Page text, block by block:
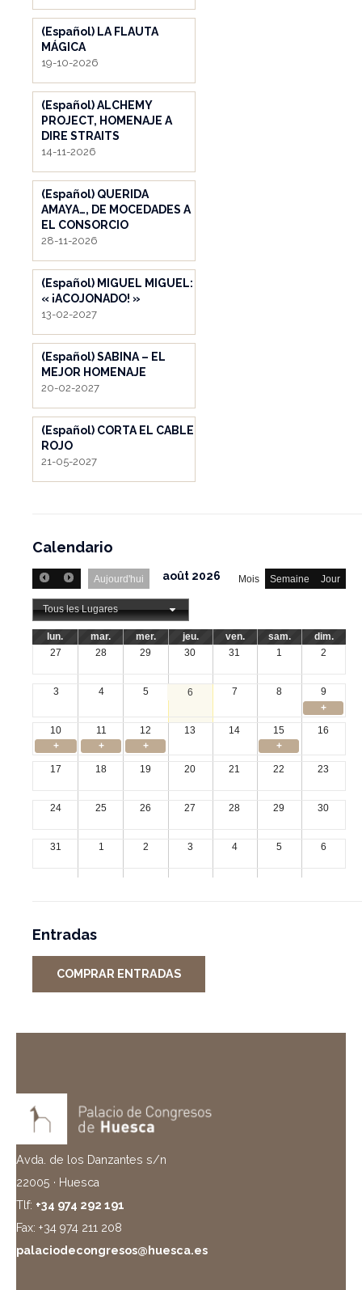
(Español) LA FLAUTA
MÁGICA
19-10-2026
(Español) ALCHEMY
PROJECT, HOMENAJE A
DIRE STRAITS
14-11-2026
(Español) QUERIDA
AMAYA…, DE MOCEDADES A
EL CONSORCIO
28-11-2026
(Español) MIGUEL MIGUEL:
« ¡ACOJONADO! »
13-02-2027
(Español) SABINA – EL
MEJOR HOMENAJE
20-02-2027
(Español) CORTA EL CABLE
ROJO
21-05-2027
Calendario
Aujourd'hui Mois Semaine Jour
août 2026
Tous les Lugares
lun. mar. mer. jeu. ven. sam.
dim.
27
28 29 30 31 1 2
3 4 5 6 7 8
9
+
10
11 12 13 14 15
16
+
+ + +
17 18 19 20 21 22 23
24 25 26 27 28 29 30
31 1 2 3 4 5 6
Entradas
COMPRAR ENTRADAS
Avda. de los Danzantes s/n
22005 · Huesca
Tlf: +34 974 292 191
Fax: +34 974 211 208
palaciodecongresos@huesca.es